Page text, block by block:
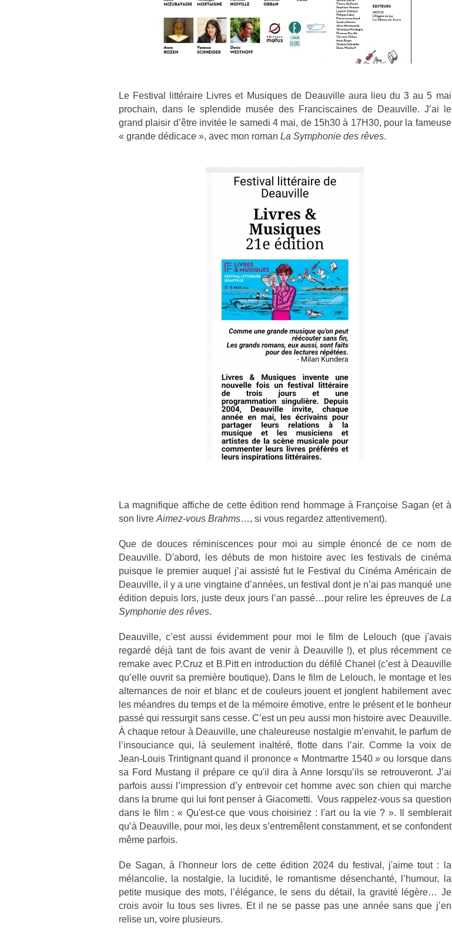
Le Festival littéraire Livres et Musiques de Deauville aura lieu du 3 au 5 mai
prochain, dans le splendide musée des Franciscaines de Deauville. J’ai le
grand plaisir d’être invitée le samedi 4 mai, de 15h30 à 17H30, pour la fameuse
« grande dédicace », avec mon roman La Symphonie des rêves.
La magnifique affiche de cette édition rend hommage à Françoise Sagan (et à
son livre Aimez-vous Brahms…, si vous regardez attentivement).
Que de douces réminiscences pour moi au simple énoncé de ce nom de
Deauville. D'abord, les débuts de mon histoire avec les festivals de cinéma
puisque le premier auquel j’ai assisté fut le Festival du Cinéma Américain de
Deauville, il y a une vingtaine d’années, un festival dont je n’ai pas manqué une
édition depuis lors, juste deux jours l’an passé…pour relire les épreuves de La
Symphonie des rêves.
Deauville, c’est aussi évidemment pour moi le film de Lelouch (que j'avais
regardé déjà tant de fois avant de venir à Deauville !), et plus récemment ce
remake avec P.Cruz et B.Pitt en introduction du défilé Chanel (c’est à Deauville
qu’elle ouvrit sa première boutique). Dans le film de Lelouch, le montage et les
alternances de noir et blanc et de couleurs jouent et jonglent habilement avec
les méandres du temps et de la mémoire émotive, entre le présent et le bonheur
passé qui ressurgit sans cesse. C’est un peu aussi mon histoire avec Deauville.
À chaque retour à Deauville, une chaleureuse nostalgie m’envahit, le parfum de
l’insouciance qui, là seulement inaltéré, flotte dans l’air. Comme la voix de
Jean-Louis Trintignant quand il prononce « Montmartre 1540 » ou lorsque dans
sa Ford Mustang il prépare ce qu'il dira à Anne lorsqu’ils se retrouveront. J’ai
parfois aussi l’impression d’y entrevoir cet homme avec son chien qui marche
dans la brume qui lui font penser à Giacometti. Vous rappelez-vous sa question
dans le film : « Qu'est-ce que vous choisiriez : l'art ou la vie ? ». Il semblerait
qu’à Deauville, pour moi, les deux s’entremêlent constamment, et se confondent
même parfois.
De Sagan, à l'honneur lors de cette édition 2024 du festival, j'aime tout : la
mélancolie, la nostalgie, la lucidité, le romantisme désenchanté, l’humour, la
petite musique des mots, l’élégance, le sens du détail, la gravité légère… Je
crois avoir lu tous ses livres. Et il ne se passe pas une année sans que j’en
relise un, voire plusieurs.